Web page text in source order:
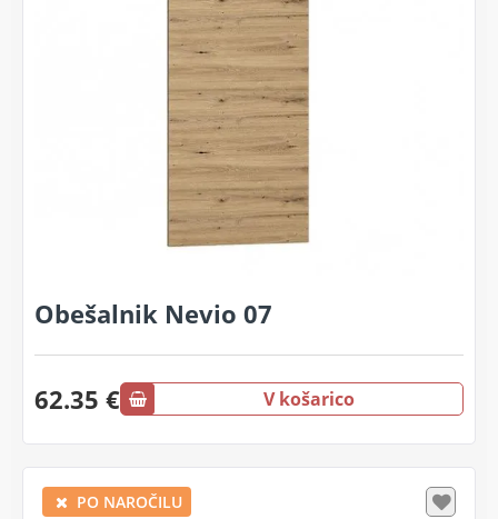
Obešalnik Nevio 07
62.35 € V košarico
PO NAROČILU